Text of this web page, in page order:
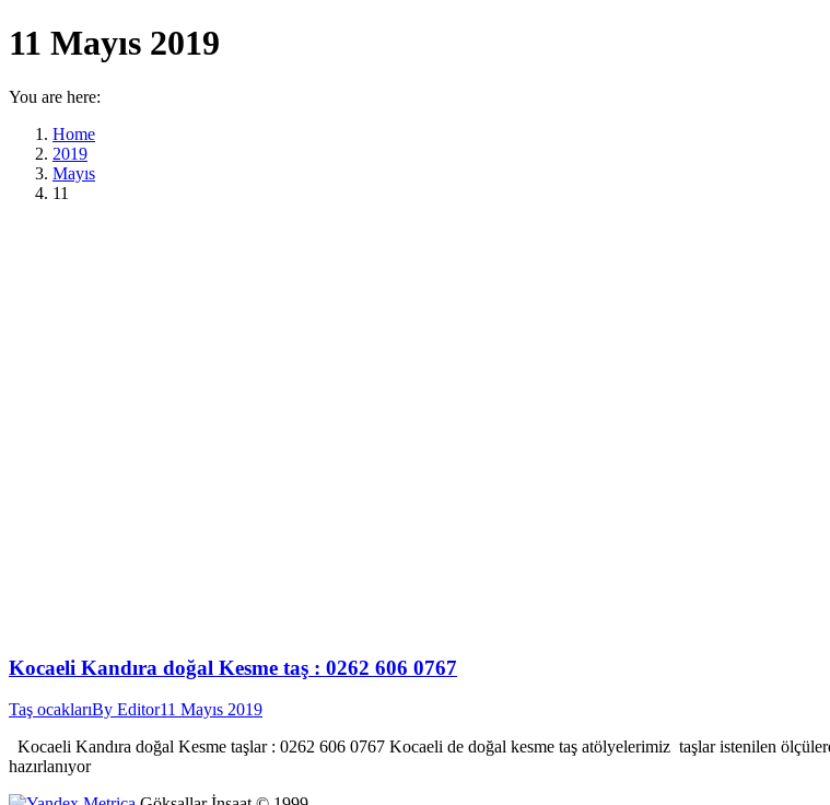
11 Mayıs 2019
You are here:
Home
2019
Mayıs
11
Kocaeli Kandıra doğal Kesme taş : 0262 606 0767
Taş ocaklarıBy Editor11 Mayıs 2019
Kocaeli Kandıra doğal Kesme taşlar : 0262 606 0767 Kocaeli de doğal kesme taş atölyelerimiz taşlar istenilen
hazırlanıyor